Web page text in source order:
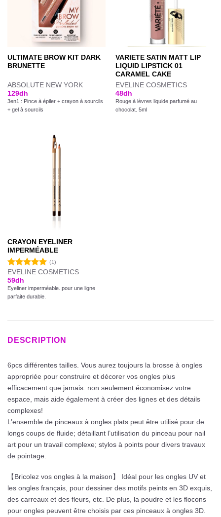
ULTIMATE BROW KIT DARK
BRUNETTE
ABSOLUTE NEW YORK
129dh
3en1 : Pince à épiler + crayon à sourcils
+ gel à sourcils
VARIETE SATIN MATT LIP
LIQUID LIPSTICK 01
CARAMEL CAKE
EVELINE COSMETICS
48dh
Rouge à lèvres liquide parfumé au
chocolat. 5ml
CRAYON EYELINER
IMPERMÉABLE
Note5.00
sur 5
(1)
EVELINE COSMETICS
59dh
Eyeliner imperméable. pour une ligne
parfaite durable.
DESCRIPTION
6pcs différentes tailles. Vous aurez toujours la brosse à ongles
appropriée pour construire et décorer vos ongles plus
efficacement que jamais. non seulement économisez votre
espace, mais aide également à créer des lignes et des détails
complexes!
L’ensemble de pinceaux à ongles plats peut être utilisé pour de
longs coups de fluide; détaillant l’utilisation du pinceau pour nail
art pour un travail complexe; stylos à points pour divers travaux
de pointage.
【Bricolez vos ongles à la maison】 Idéal pour les ongles UV et
les ongles français, pour dessiner des motifs peints en 3D exquis,
des carreaux et des fleurs, etc. De plus, la poudre et les flocons
pour ongles peuvent être choisis par ces pinceaux à ongles 3D.